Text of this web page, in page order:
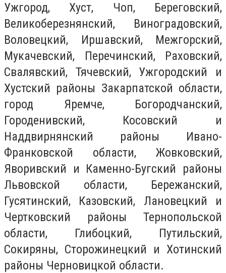
Ужгород, Хуст, Чоп, Береговский,
Великоберезнянский, Виноградовский,
Воловецкий, Иршавский, Межгорский,
Мукачевский, Перечинский, Раховский,
Свалявский, Тячевский, Ужгородский и
Хустский районы Закарпатской области,
город Яремче, Богородчанский,
Городенивский, Косовский и
Наддвирнянский районы Ивано-
Франковской области, Жовковский,
Яворивский и Каменно-Бугский районы
Львовской области, Бережанский,
Гусятинский, Казовский, Лановецкий и
Чертковский районы Тернопольской
области, Глибоцкий, Путильский,
Сокиряны, Сторожинецкий и Хотинский
районы Черновицкой области.